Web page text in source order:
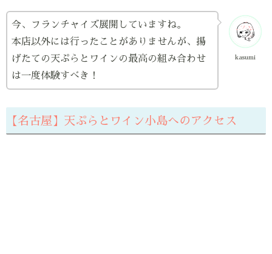
kasumi
今、フランチャイズ展開していますね。
本店以外には行ったことがありませんが、揚
げたての天ぷらとワインの最高の組み合わせ
は一度体験すべき！
【名古屋】天ぷらとワイン小島へのアクセス